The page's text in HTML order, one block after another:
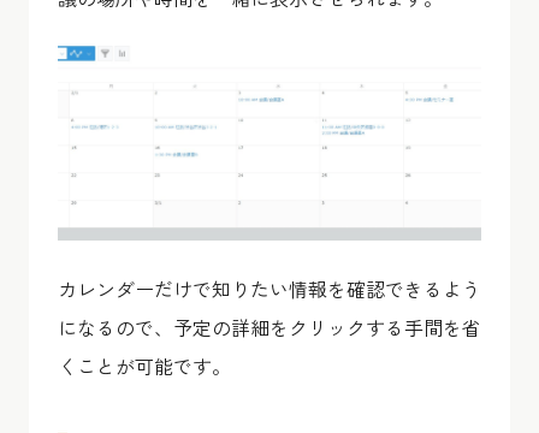
カレンダーだけで知りたい情報を確認できるよう
になるので、予定の詳細をクリックする手間を省
くことが可能です。